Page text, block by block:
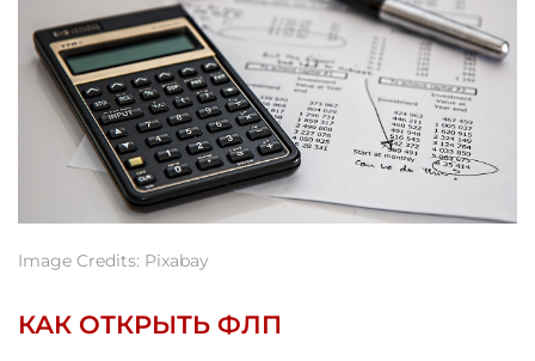
Image Credits: Pixabay
КАК ОТКРЫТЬ ФЛП